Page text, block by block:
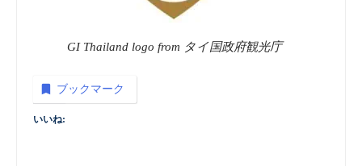
GI Thailand logo from タイ国政府観光庁
ブックマーク
いいね: